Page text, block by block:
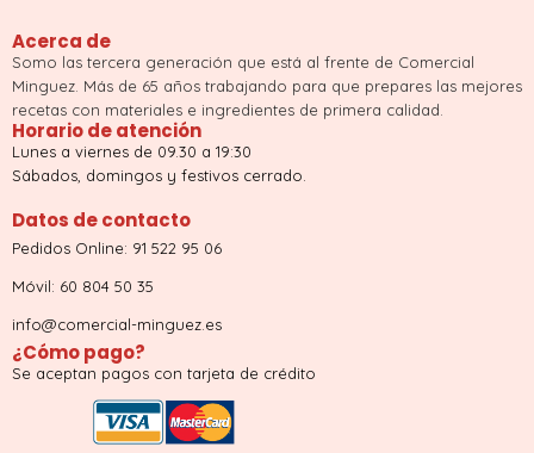
Acerca de
Somo las tercera generación que está al frente de Comercial
Minguez. Más de 65 años trabajando para que prepares las mejores
recetas con materiales e ingredientes de primera calidad.
Horario de atención
Lunes a viernes de 09.30 a 19:30
Sábados, domingos y festivos cerrado.
Datos de contacto
Pedidos Online: 91 522 95 06
Móvil: 60 804 50 35
info@comercial-minguez.es
¿Cómo pago?
Se aceptan pagos con tarjeta de crédito